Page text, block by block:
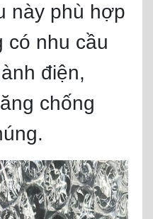
này phù hợp
có nhu cầu
điện,
chống